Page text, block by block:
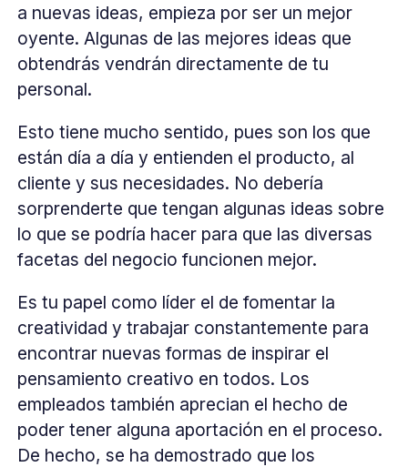
a nuevas ideas, empieza por ser un mejor
oyente. Algunas de las mejores ideas que
obtendrás vendrán directamente de tu
personal.
Esto tiene mucho sentido, pues son los que
están día a día y entienden el producto, al
cliente y sus necesidades. No debería
sorprenderte que tengan algunas ideas sobre
lo que se podría hacer para que las diversas
facetas del negocio funcionen mejor.
Es tu papel como líder el de fomentar la
creatividad y trabajar constantemente para
encontrar nuevas formas de inspirar el
pensamiento creativo en todos. Los
empleados también aprecian el hecho de
poder tener alguna aportación en el proceso.
De hecho, se ha demostrado que los